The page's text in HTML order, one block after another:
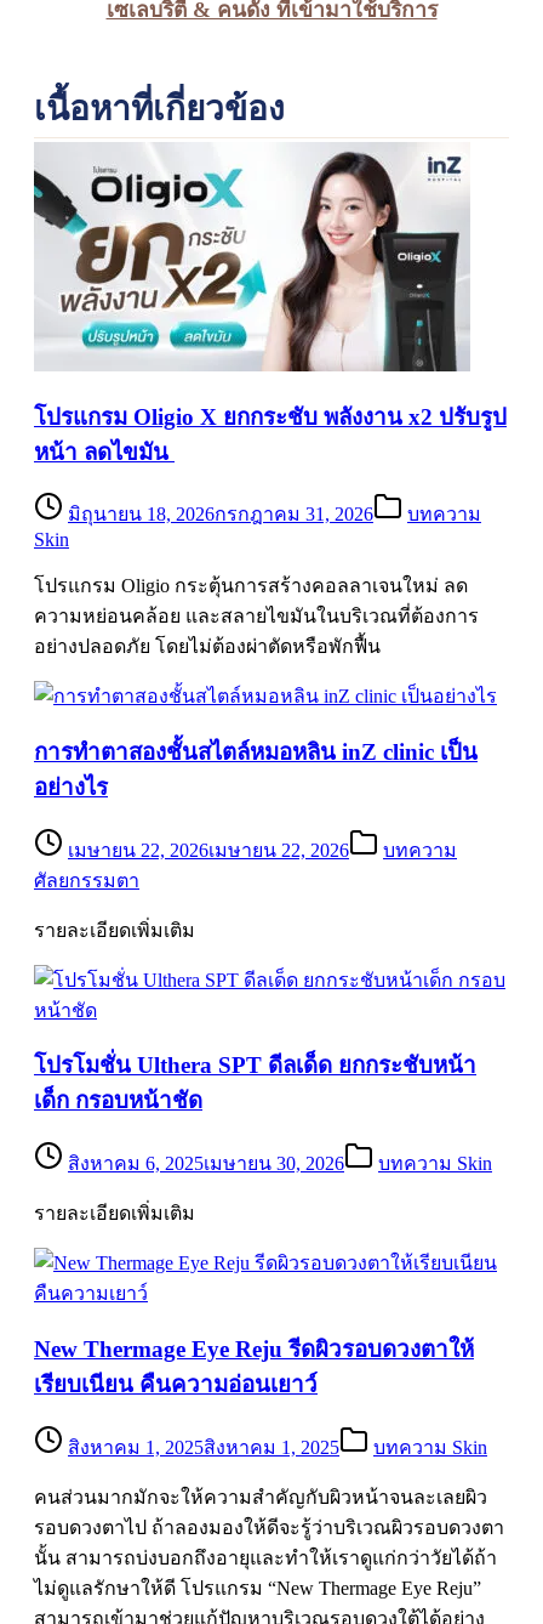
เซเลบริตี้ & คนดัง ที่เข้ามาใช้บริการ
เนื้อหาที่เกี่ยวข้อง
โปรแกรม Oligio X ยกกระชับ พลังงาน x2 ปรับรูป
หน้า ลดไขมัน
มิถุนายน 18, 2026กรกฎาคม 31, 2026
บทความ
Skin
โปรแกรม Oligio กระตุ้นการสร้างคอลลาเจนใหม่ ลด
ความหย่อนคล้อย และสลายไขมันในบริเวณที่ต้องการ
อย่างปลอดภัย โดยไม่ต้องผ่าตัดหรือพักฟื้น
การทำตาสองชั้นสไตล์หมอหลิน inZ clinic เป็น
อย่างไร
เมษายน 22, 2026เมษายน 22, 2026
บทความ
ศัลยกรรมตา
รายละเอียดเพิ่มเติม
โปรโมชั่น Ulthera SPT ดีลเด็ด ยกกระชับหน้า
เด็ก กรอบหน้าชัด
สิงหาคม 6, 2025เมษายน 30, 2026 บทความ Skin
รายละเอียดเพิ่มเติม
New Thermage Eye Reju รีดผิวรอบดวงตาให้
เรียบเนียน คืนความอ่อนเยาว์
สิงหาคม 1, 2025สิงหาคม 1, 2025 บทความ Skin
คนส่วนมากมักจะให้ความสำคัญกับผิวหน้าจนละเลยผิว
รอบดวงตาไป ถ้าลองมองให้ดีจะรู้ว่าบริเวณผิวรอบดวงตา
นั้น สามารถบ่งบอกถึงอายุและทำให้เราดูแก่กว่าวัยได้ถ้า
ไม่ดูแลรักษาให้ดี โปรแกรม “New Thermage Eye Reju”
สามารถเข้ามาช่วยแก้ปัญหาบริเวณรอบดวงใต้ได้อย่าง